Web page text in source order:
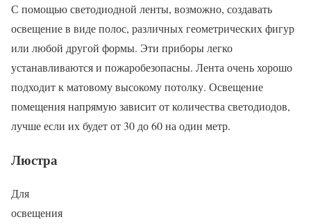
С помощью светодиодной ленты, возможно, создавать
освещение в виде полос, различных геометрических фигур
или любой другой формы. Эти приборы легко
устанавливаются и пожаробезопасны. Лента очень хорошо
подходит к матовому высокому потолку. Освещение
помещения напрямую зависит от количества светодиодов,
лучше если их будет от 30 до 60 на один метр.
Люстра
Для
освещения